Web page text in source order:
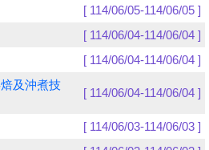
[ 114/06/05-114/06/05 ]
[ 114/06/04-114/06/04 ]
[ 114/06/04-114/06/04 ]
及沖煮技
[ 114/06/04-114/06/04 ]
[ 114/06/03-114/06/03 ]